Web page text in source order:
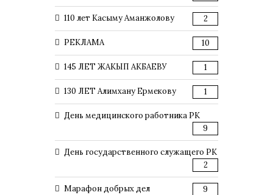
110 лет Касыму Аманжолову 2
РЕКЛАМА 10
145 ЛЕТ ЖАКЫП АКБАЕВУ 1
130 ЛЕТ Алимхану Ермекову 1
День медицинского работника РК
9
День государственного служащего РК
2
Марафон добрых дел 9